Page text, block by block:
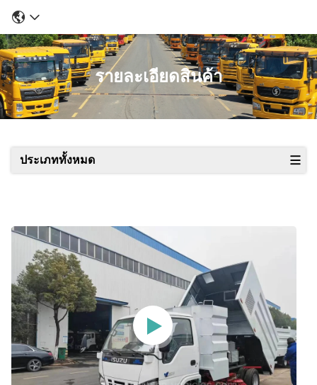
รายละเอียดสินค้า
ประเภททั้งหมด